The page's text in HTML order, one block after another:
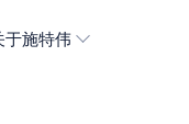
于施特伟